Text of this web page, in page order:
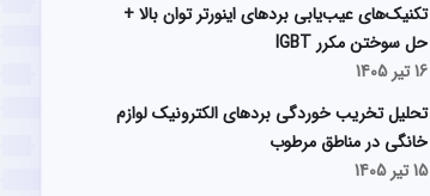
تکنیک‌های عیب‌یابی بردهای اینورتر توان بالا +
حل سوختن مکرر IGBT
16 تیر 1405
تحلیل تخریب خوردگی بردهای الکترونیک لوازم
خانگی در مناطق مرطوب
15 تیر 1405